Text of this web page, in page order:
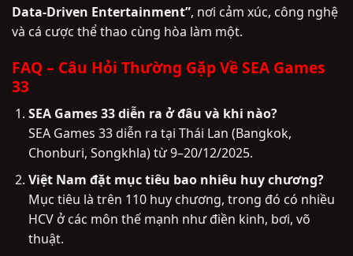
Data-Driven Entertainment”, nơi cảm xúc, công nghệ
và cá cược thể thao cùng hòa làm một.
FAQ – Câu Hỏi Thường Gặp Về SEA Games
33
SEA Games 33 diễn ra ở đâu và khi nào?
SEA Games 33 diễn ra tại Thái Lan (Bangkok,
Chonburi, Songkhla) từ 9–20/12/2025.
Việt Nam đặt mục tiêu bao nhiêu huy chương?
Mục tiêu là trên 110 huy chương, trong đó có nhiều
HCV ở các môn thế mạnh như điền kinh, bơi, võ
thuật.